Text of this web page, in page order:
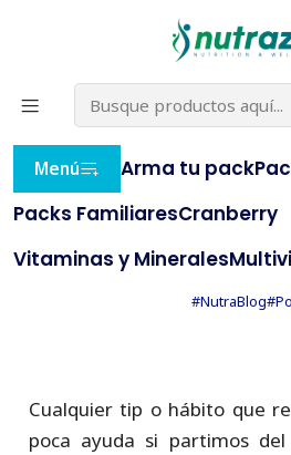
Menú Arma tu pack
Packs FamiliaresCranberry
Vitaminas y Minerales
⭐ con el cupón
AQUÍ
Inicio
Tips para llenar de energía y
Tips para llenar
vitalidad tu
#NutraBlog
Cualquier tip o hábito que
poca ayuda si partimos